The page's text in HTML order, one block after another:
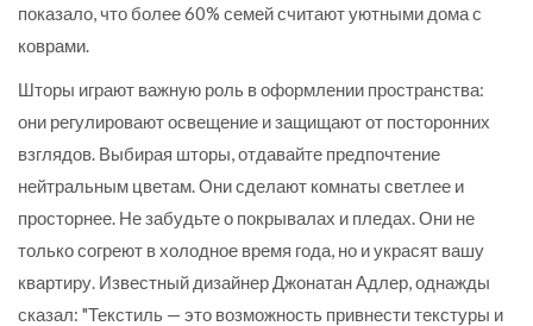
показало, что более 60% семей считают уютными дома с
коврами.
Шторы играют важную роль в оформлении пространства:
они регулировают освещение и защищают от посторонних
взглядов. Выбирая шторы, отдавайте предпочтение
нейтральным цветам. Они сделают комнаты светлее и
просторнее. Не забудьте о покрывалах и пледах. Они не
только согреют в холодное время года, но и украсят вашу
квартиру. Известный дизайнер Джонатан Адлер, однажды
сказал: "Текстиль — это возможность привнести текстуры и